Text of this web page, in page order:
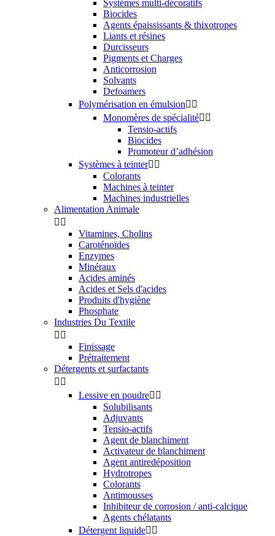
Systèmes multi-décoratifs
Biocides
Agents épaississants & thixotropes
Liants et résines
Durcisseurs
Pigments et Charges
Anticorrosion
Solvants
Defoamers
Polymérisation en émulsion 
Monomères de spécialité 
Tensio-actifs
Biocides
Promoteur d’adhésion
Systèmes à teinter 
Colorants
Machines à teinter
Machines industrielles
Alimentation Animale
 
Vitamines, Cholins
Caroténoïdes
Enzymes
Minéraux
Acides aminés
Acides et Sels d'acides
Produits d'hygiène
Phosphate
Industries Du Textile
 
Finissage
Prétraitement
Détergents et surfactants
 
Lessive en poudre 
Solubilisants
Adjuvants
Tensio-actifs
Agent de blanchiment
Activateur de blanchiment
Agent antiredéposition
Hydrotropes
Colorants
Antimousses
Inhibiteur de corrosion / anti-calcique
Agents chélatants
Détergent liquide 